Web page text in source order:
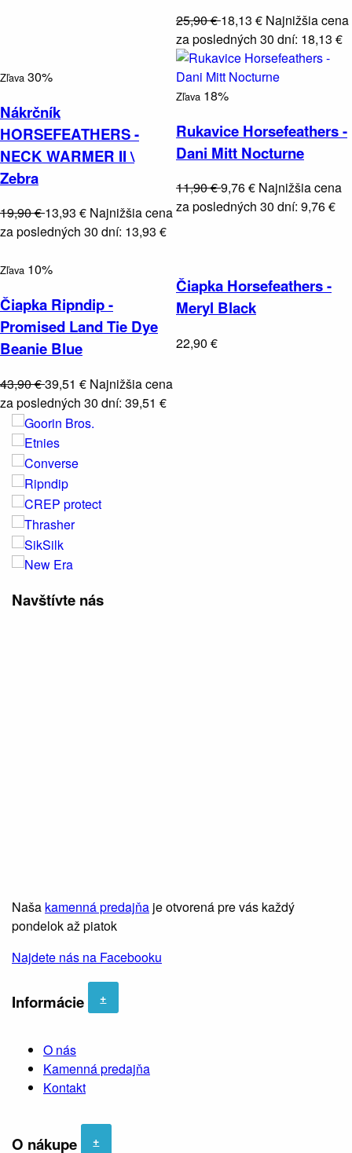
25,90 €18,13 € Najnižšia cena
za posledných 30 dní: 18,13 €
Zľava 30%
Nákrčník
HORSEFEATHERS -
NECK WARMER II \
Zebra
19,90 €13,93 € Najnižšia cena
za posledných 30 dní: 13,93 €
Zľava 18%
Rukavice Horsefeathers -
Dani Mitt Nocturne
11,90 €9,76 € Najnižšia cena
za posledných 30 dní: 9,76 €
Zľava 10%
Čiapka Ripndip -
Promised Land Tie Dye
Beanie Blue
43,90 €39,51 € Najnižšia cena
za posledných 30 dní: 39,51 €
Čiapka Horsefeathers -
Meryl Black
22,90 €
Navštívte nás
Naša kamenná predajňa je otvorená pre vás každý
pondelok až piatok
Najdete nás na Facebooku
Informácie +
O nás
Kamenná predajňa
Kontakt
O nákupe +